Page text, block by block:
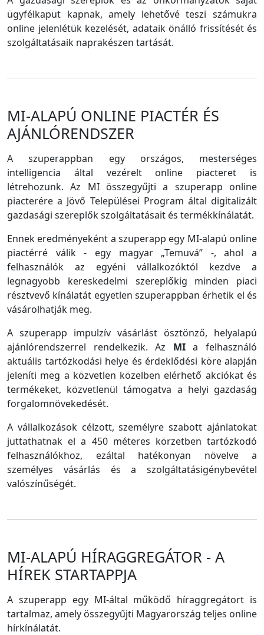
ügyfélkaput kapnak, amely lehetővé teszi számukra
online jelenlétük kezelését, adataik önálló frissítését és
szolgáltatásaik naprakészen tartását.
MI-ALAPÚ ONLINE PIACTÉR ÉS
AJÁNLÓRENDSZER
A szuperappban egy országos, mesterséges
intelligencia által vezérelt online piacteret is
létrehozunk. Az MI összegyűjti a szuperapp online
piacterére a Jövő Települései Program által digitalizált
gazdasági szereplők szolgáltatásait és termékkínálatát.
Ennek eredményeként a szuperapp egy MI-alapú online
piactérré válik - egy magyar „Temuvá” -, ahol a
felhasználók az egyéni vállalkozóktól kezdve a
legnagyobb kereskedelmi szereplőkig minden piaci
résztvevő kínálatát egyetlen szuperappban érhetik el és
vásárolhatják meg.
A szuperapp impulzív vásárlást ösztönző, helyalapú
ajánlórendszerrel rendelkezik. Az MIa felhasználó
aktuális tartózkodási helye és érdeklődési köre alapján
jeleníti meg a közvetlen közelben elérhető akciókat és
termékeket, közvetlenül támogatva a helyi gazdaság
forgalomnövekedését.
A vállalkozások célzott, személyre szabott ajánlatokat
juttathatnak el a 450 méteres körzetben tartózkodó
felhasználókhoz, ezáltal hatékonyan növelve a
személyes vásárlás és a szolgáltatásigénybevétel
valószínűségét.
MI-ALAPÚ HÍRAGGREGÁTOR - A
HÍREK STARTAPPJA
A szuperapp egy MI-által működő híraggregátort is
tartalmaz, amely összegyűjti Magyarország teljes online
hírkínálatát.